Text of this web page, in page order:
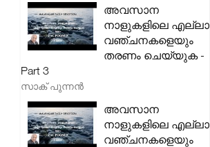
അവസാന
നാളുകളിലെ എല്ലാ
വഞ്ചനകളെയും
തരണം ചെയ്യുക -
Part 3
സാക് പുന്നൻ
അവസാന
നാളുകളിലെ എല്ലാ
വഞ്ചനകളെയും